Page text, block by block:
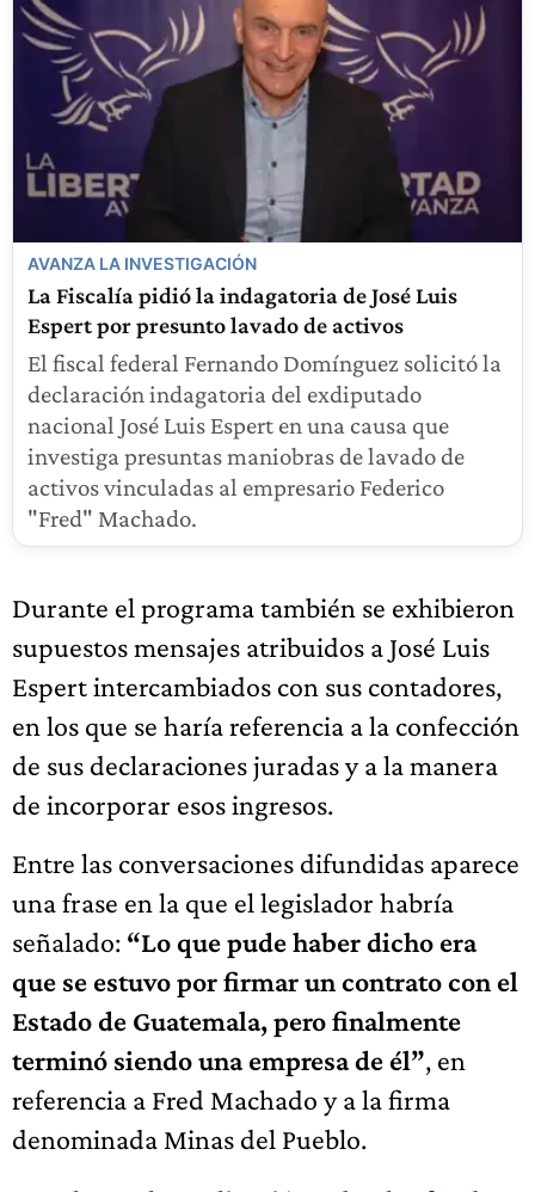
AVANZA LA INVESTIGACIÓN
La Fiscalía pidió la indagatoria de José Luis
Espert por presunto lavado de activos
El fiscal federal Fernando Domínguez solicitó la
declaración indagatoria del exdiputado
nacional José Luis Espert en una causa que
investiga presuntas maniobras de lavado de
activos vinculadas al empresario Federico
"Fred" Machado.
Durante el programa también se exhibieron
supuestos mensajes atribuidos a José Luis
Espert intercambiados con sus contadores,
en los que se haría referencia a la confección
de sus declaraciones juradas y a la manera
de incorporar esos ingresos.
Entre las conversaciones difundidas aparece
una frase en la que el legislador habría
señalado: “Lo que pude haber dicho era
que se estuvo por firmar un contrato con el
Estado de Guatemala, pero finalmente
terminó siendo una empresa de él”, en
referencia a Fred Machado y a la firma
denominada Minas del Pueblo.